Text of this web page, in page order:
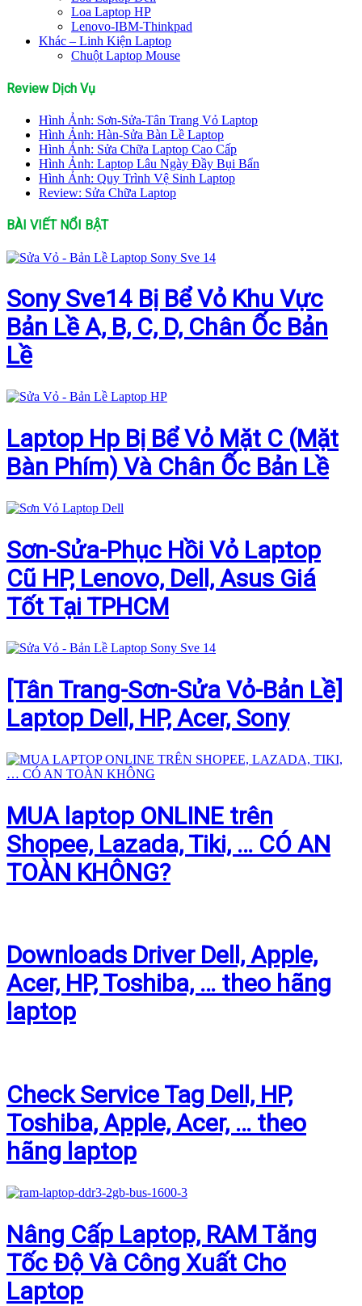
Loa Laptop HP
Lenovo-IBM-Thinkpad
Khác – Linh Kiện Laptop
Chuột Laptop Mouse
Review Dịch Vụ
Hình Ảnh: Sơn-Sửa-Tân Trang Vỏ Laptop
Hình Ảnh: Hàn-Sửa Bàn Lề Laptop
Hình Ảnh: Sửa Chữa Laptop Cao Cấp
Hình Ảnh: Laptop Lâu Ngày Đầy Bụi Bẩn
Hình Ảnh: Quy Trình Vệ Sinh Laptop
Review: Sửa Chữa Laptop
BÀI VIẾT NỔI BẬT
Sony Sve14 Bị Bể Vỏ Khu Vực
Bản Lề A, B, C, D, Chân Ốc Bản
Lề
Laptop Hp Bị Bể Vỏ Mặt C (Mặt
Bàn Phím) Và Chân Ốc Bản Lề
Sơn-Sửa-Phục Hồi Vỏ Laptop
Cũ HP, Lenovo, Dell, Asus Giá
Tốt Tại TPHCM
[Tân Trang-Sơn-Sửa Vỏ-Bản Lề]
Laptop Dell, HP, Acer, Sony
MUA laptop ONLINE trên
Shopee, Lazada, Tiki, … CÓ AN
TOÀN KHÔNG?
Downloads Driver Dell, Apple,
Acer, HP, Toshiba, … theo hãng
laptop
Check Service Tag Dell, HP,
Toshiba, Apple, Acer, … theo
hãng laptop
Nâng Cấp Laptop, RAM Tăng
Tốc Độ Và Công Xuất Cho
Laptop